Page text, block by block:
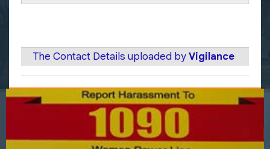
The Contact Details uploaded byVigilance